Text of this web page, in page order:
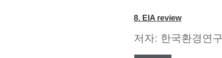
8. EIA review
저자: 한국환경연